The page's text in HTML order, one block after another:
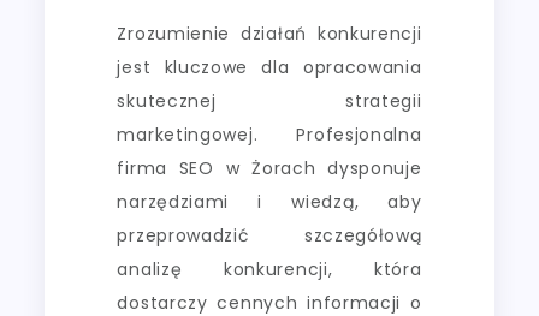
Zrozumienie działań konkurencji
jest kluczowe dla opracowania
skutecznej strategii
marketingowej. Profesjonalna
firma SEO w Żorach dysponuje
narzędziami i wiedzą, aby
przeprowadzić szczegółową
analizę konkurencji, która
dostarczy cennych informacji o